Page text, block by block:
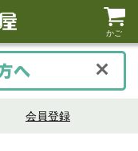
かご
会員登録